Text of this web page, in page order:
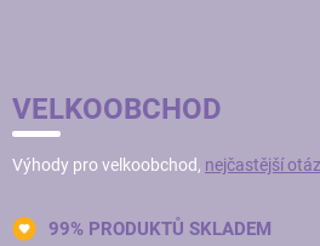
VELKOOBCHOD
Výhody pro velkoobchod, nejčastější
99% PRODUKTŮ SKLADEM